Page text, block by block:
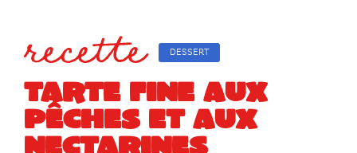
recette DESSERT
TARTE FINE AUX
PÊCHES ET AUX
NECTARINES